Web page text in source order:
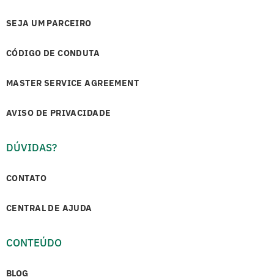
SEJA UM PARCEIRO
CÓDIGO DE CONDUTA
MASTER SERVICE AGREEMENT
AVISO DE PRIVACIDADE
DÚVIDAS?
CONTATO
CENTRAL DE AJUDA
CONTEÚDO
BLOG